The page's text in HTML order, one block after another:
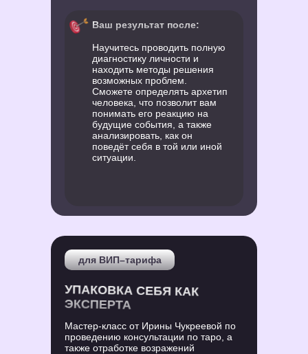
Мастер-класс от Ирины Чукреевой по
проведению консультации по таро, а
также отработке возражений
для ВИП–тарифа
УПАКОВКА СЕБЯ КАК
ЭКСПЕРТА
Ваш результат после:
Научитесь проводить полную
диагностику личности и
находить методы решения
возможных проблем.
Сможете определять архетип
человека, что позволит вам
понимать его реакцию на
будущие события, а также
анализировать, как он
поведёт себя в той или иной
ситуации.